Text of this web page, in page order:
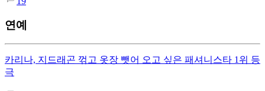
연예
카리나, 지드래곤 꺾고 옷장 뺏어 오고 싶은 패셔니스타 1위 등
극